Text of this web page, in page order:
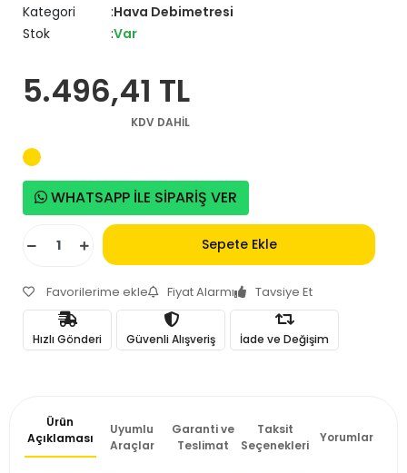
Kategori
Hava Debimetresi
Stok
Var
5.496,41 TL
KDV DAHİL
WHATSAPP İLE SİPARİŞ VER
Sepete Ekle
Favorilerime ekle Fiyat Alarmı Tavsiye Et
Hızlı Gönderi Güvenli Alışveriş İade ve Değişim
Ürün
Açıklaması
Uyumlu
Araçlar
Garanti ve
Teslimat
Taksit
Seçenekleri
Yorumlar